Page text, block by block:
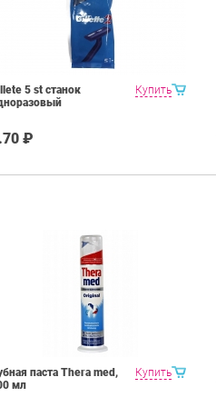
Купить
5 st станок
₽
Купить
паста Thera med,
мл